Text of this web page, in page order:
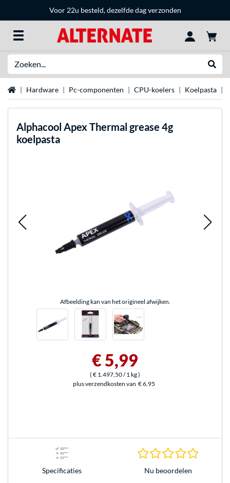
Voor 22u besteld, dezelfde dag verzonden
Home Hardware Pc-componenten CPU-koelers Koelpasta
Alphacool Apex Thermal grease 4g
koelpasta
Afbeelding kan van het origineel afwijken.
€ 5,99
( € 1.497,50/ 1 kg)
plus verzendkosten van € 6,95
Specificaties Nu beoordelen